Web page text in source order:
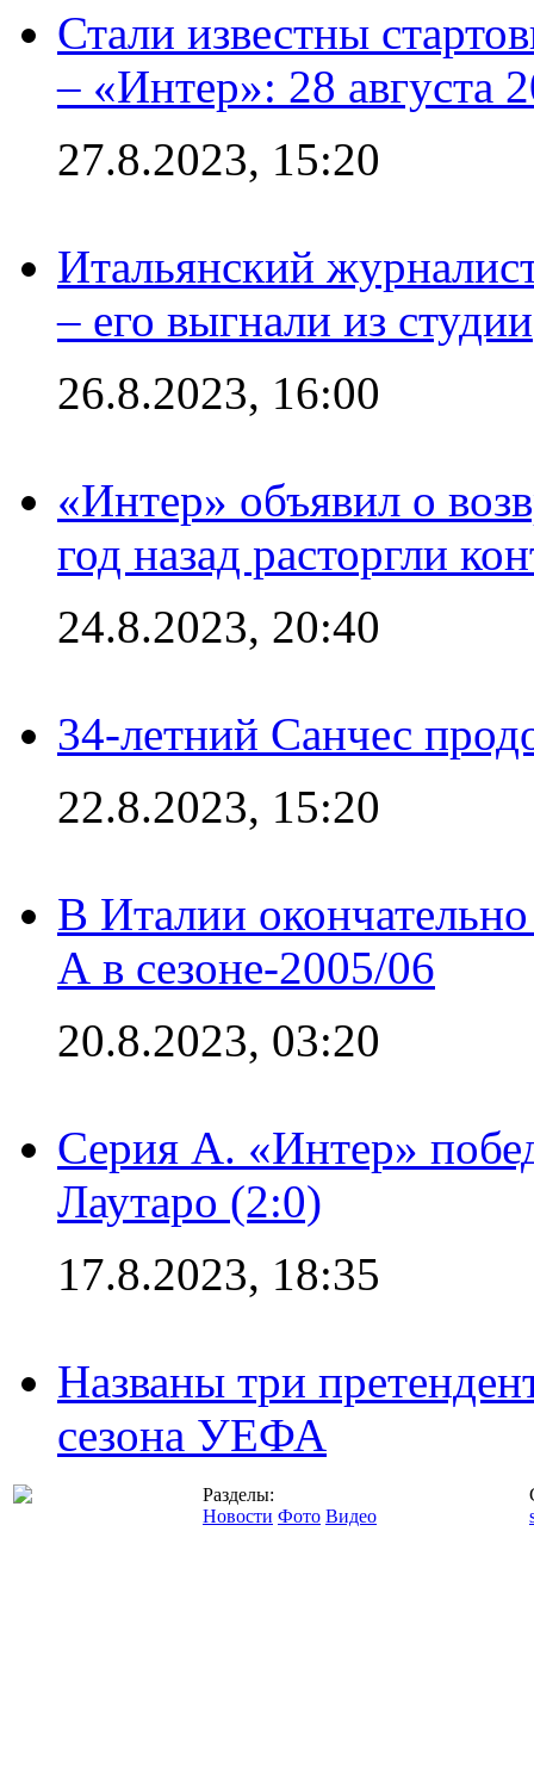
Стали известны
– «Интер»: 28 августа
27.8.2023, 15:20
Итальянский
– его выгнали из студии
26.8.2023, 16:00
«Интер» объявил о
год назад расторгли
24.8.2023, 20:40
34-летний Санчес
22.8.2023, 15:20
В Италии
А в сезоне-2005/06
20.8.2023, 03:20
Серия А. «Интер»
Лаутаро (2:0)
17.8.2023, 18:35
Названы три
сезона УЕФА
Разделы:
Новости Фото Видео